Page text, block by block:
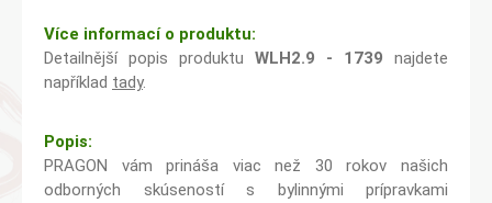
Více informací o produktu:
Detailnější popis produktu WLH2.9 - 1739 najdete
například tady.
Popis:
PRAGON vám prináša viac než 30 rokov našich
odborných skúseností s bylinnými prípravkami